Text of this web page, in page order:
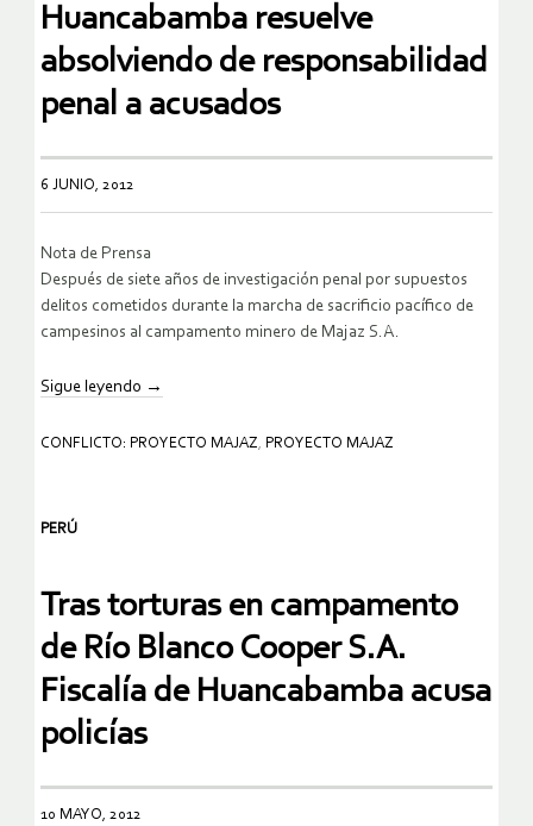
Huancabamba resuelve
absolviendo de responsabilidad
penal a acusados
6 JUNIO, 2012
Nota de Prensa
Después de siete años de investigación penal por supuestos
delitos cometidos durante la marcha de sacrificio pacífico de
campesinos al campamento minero de Majaz S.A.
Sigue leyendo →
CONFLICTO: PROYECTO MAJAZ PROYECTO MAJAZ
PERÚ
Tras torturas en campamento
de Río Blanco Cooper S.A.
Fiscalía de Huancabamba acusa
policías
10 MAYO, 2012